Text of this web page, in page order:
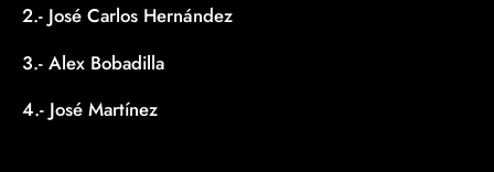
2.- José Carlos Hernández
3.- Alex Bobadilla
4.- José Martínez